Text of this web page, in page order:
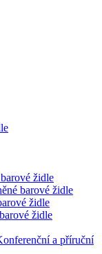
židle
barové židle
židle
židle
a příruční